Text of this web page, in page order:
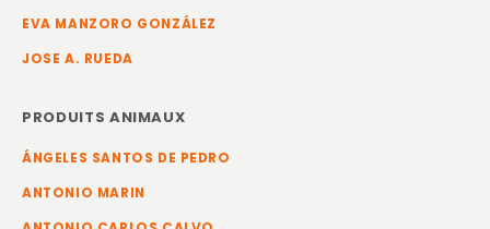
EVA MANZORO GONZÁLEZ
JOSE A. RUEDA
PRODUITS ANIMAUX
ÁNGELES SANTOS DE PEDRO
ANTONIO MARIN